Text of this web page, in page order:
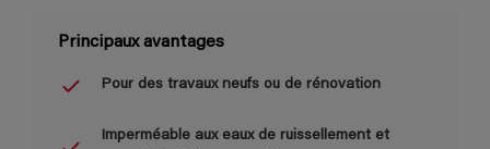
Principaux avantages
Pour des travaux neufs ou de rénovation
Imperméable aux eaux de ruissellement et